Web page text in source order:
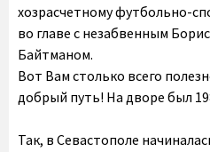
хозрасчетному футбольно-
во главе с незабвенным
Байтманом.
Вот Вам столько всего
добрый путь! На дворе был
Так, в Севастополе